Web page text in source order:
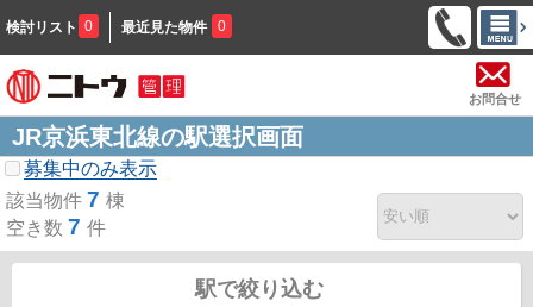
検討リスト 0 最近見た物件 0
お問合せ
JR京浜東北線の駅選択画面
募集中のみ表示
該当物件 7 棟
空き数 7 件
駅で絞り込む